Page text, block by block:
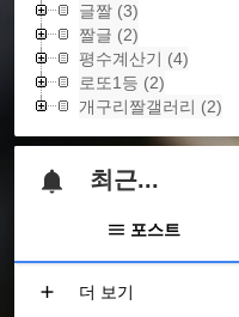
글짤 (3)
짤글 (2)
평수계산기 (4)
로또1등 (2)
개구리짤갤러리 (2)
최근...
포스트
더 보기